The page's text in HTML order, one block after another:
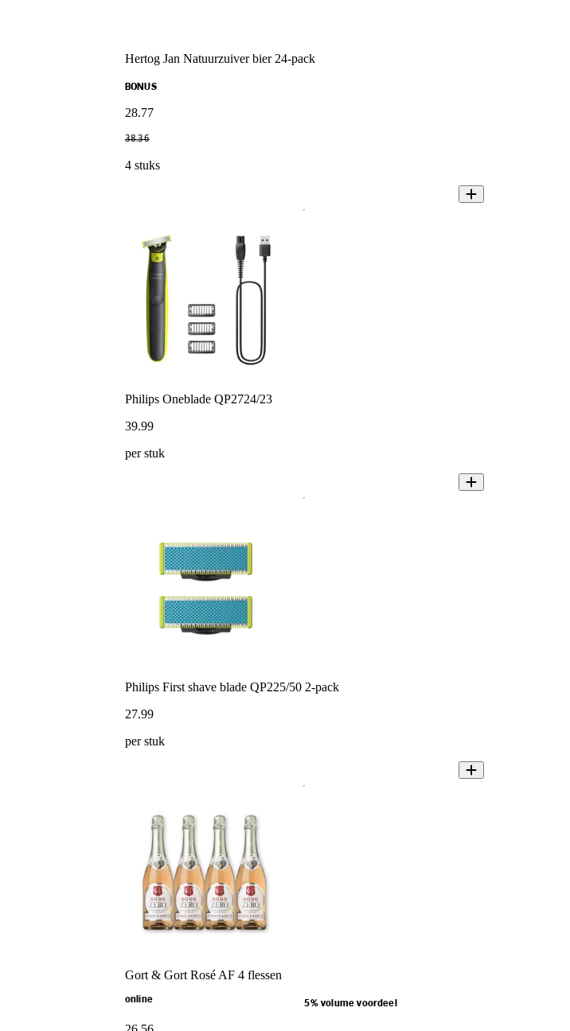
Hertog Jan Natuurzuiver bier 24-pack
BONUS
28.77
38.36
4 stuks
Philips Oneblade QP2724/23
39.99
per stuk
Philips First shave blade QP225/50 2-pack
27.99
per stuk
Gort & Gort Rosé AF 4 flessen
online 5% volume voordeel